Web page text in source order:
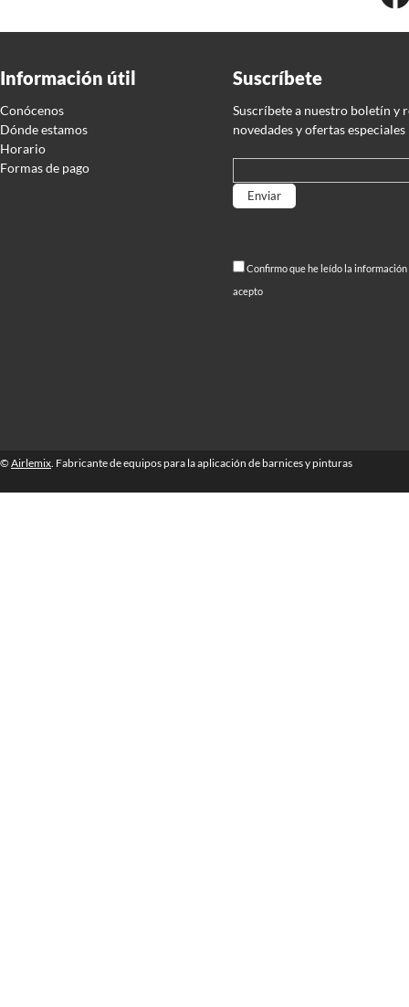
Información útil
Conócenos
Dónde estamos
Horario
Formas de pago
Suscríbete
Suscríbete a nuestro boletín y
novedades y ofertas especiales
Confirmo que he leído la
acepto
© Airlemix. Fabricante de equipos para la aplicación de barnices y pinturas